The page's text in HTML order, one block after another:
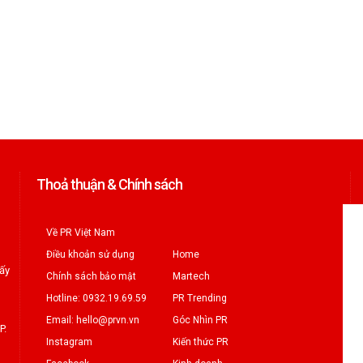
Thoả thuận & Chính sách
Về PR Việt Nam
Điều khoản sử dụng
Chính sách bảo mật
Hotline: 0932.19.69.59
Email: hello@prvn.vn
Instagram
Home
Martech
PR Trending
Góc Nhìn PR
Kiến thức PR